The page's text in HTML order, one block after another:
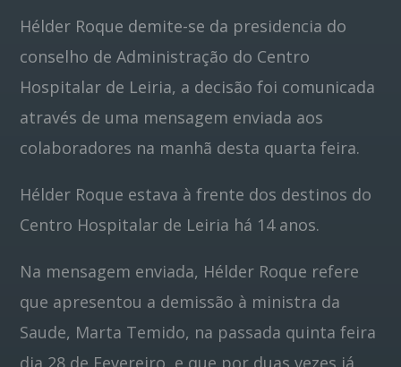
Hélder Roque demite-se da presidencia do
conselho de Administração do Centro
Hospitalar de Leiria, a decisão foi comunicada
através de uma mensagem enviada aos
colaboradores na manhã desta quarta feira.
Hélder Roque estava à frente dos destinos do
Centro Hospitalar de Leiria há 14 anos.
Na mensagem enviada, Hélder Roque refere
que apresentou a demissão à ministra da
Saude, Marta Temido, na passada quinta feira
dia 28 de Fevereiro, e que por duas vezes já